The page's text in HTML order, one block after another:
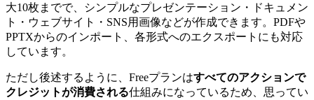
大10枚までで、シンプルなプレゼンテーション・ドキュメン
ト・ウェブサイト・SNS用画像などが作成できます。PDFや
PPTXからのインポート、各形式へのエクスポートにも対応
しています。
ただし後述するように、Freeプランはすべてのアクションで
クレジットが消費される仕組みになっているため、思ってい